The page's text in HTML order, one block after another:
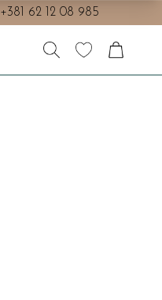
+381 62 12 08 985